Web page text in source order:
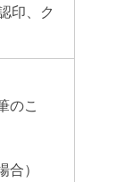
印、ク
のこ
）